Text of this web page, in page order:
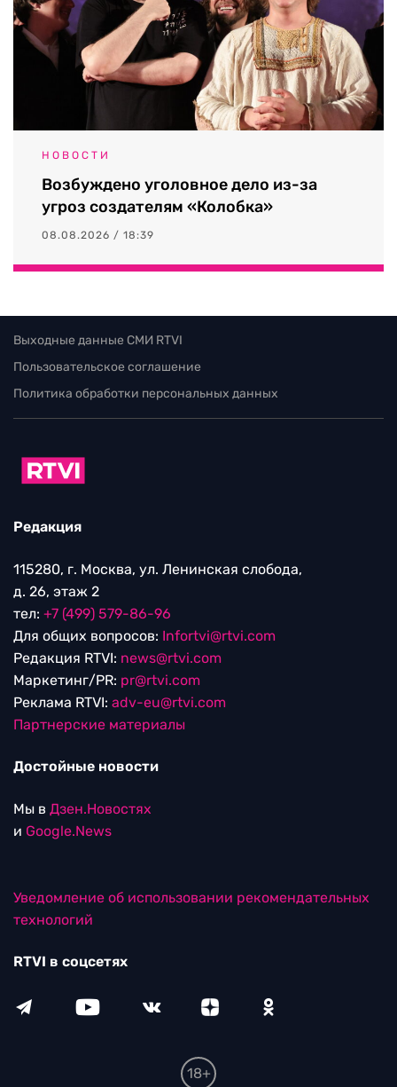
НОВОСТИ
угроз создателям «Колобка»
Выходные данные СМИ RTVI
Пользовательское соглашение
Политика обработки персональных данных
115280, г. Москва, ул. Ленинская слобода,
Для общих вопросов:Infortvi@rtvi.com
Редакция RTVI:
Реклама RTVI: adv-eu@rtvi.com